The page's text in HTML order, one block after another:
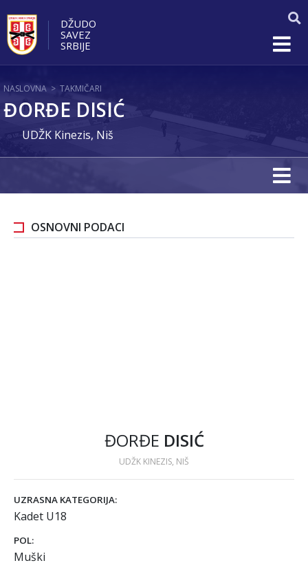
DŽUDO
SAVEZ
SRBIJE
NASLOVNA > TAKMIČARI
ĐORĐE DISIĆ
UDŽK Kinezis, Niš
OSNOVNI PODACI
ĐORĐE DISIĆ
UDŽK KINEZIS, NIŠ
UZRASNA KATEGORIJA:
Kadet U18
POL:
Muški